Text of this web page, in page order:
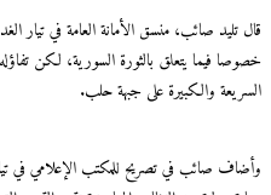
قال تليد صائب، منسق الأمانة العامة في تيار
خصوصا فيما يتعلق بالثورة السورية، لكن
السريعة والكبيرة على جبهة حلب.
وأضاف صائب في تصريح للمكتب الإعلامي في